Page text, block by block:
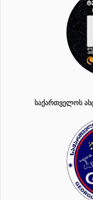
ᲡᲐᲥᲐᲠᲗᲕᲔᲚᲝᲡ